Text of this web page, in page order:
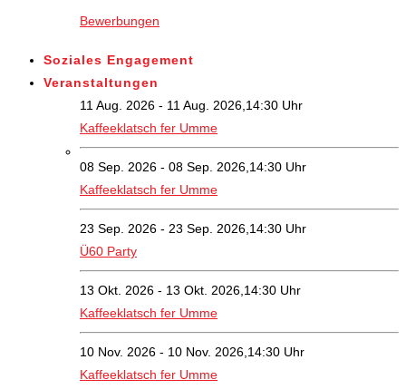
Bewerbungen
Soziales Engagement
Veranstaltungen
11 Aug. 2026 - 11 Aug. 2026,14:30 Uhr
Kaffeeklatsch fer Umme
08 Sep. 2026 - 08 Sep. 2026,14:30 Uhr
Kaffeeklatsch fer Umme
23 Sep. 2026 - 23 Sep. 2026,14:30 Uhr
Ü60 Party
13 Okt. 2026 - 13 Okt. 2026,14:30 Uhr
Kaffeeklatsch fer Umme
10 Nov. 2026 - 10 Nov. 2026,14:30 Uhr
Kaffeeklatsch fer Umme